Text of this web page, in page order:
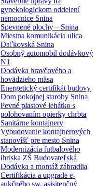
gynekologickom oddelení
nemocnice Snina
Spevnené plochy – Snina
Miestna komunikácia ulica
Daľkovská Snina
Osobný automobil dodávkový
N1
Dodávka bravčového a
hovädzieho mäsa
Energetický certifikát budovy
Dom pokojnej staroby Snina
Pevné plastové lehátko s
polohovaním opierky chrbta
Sanitárne kontajnery
Vybudovanie kontajnerových
stanovíšť pre mesto Snina
Modernizácia futbalového
ihriska ZŠ Budovateľská
Dodávka a montáž zábradlia
Certifikácia a upgrade e-
aukčného sw, asisitenčný